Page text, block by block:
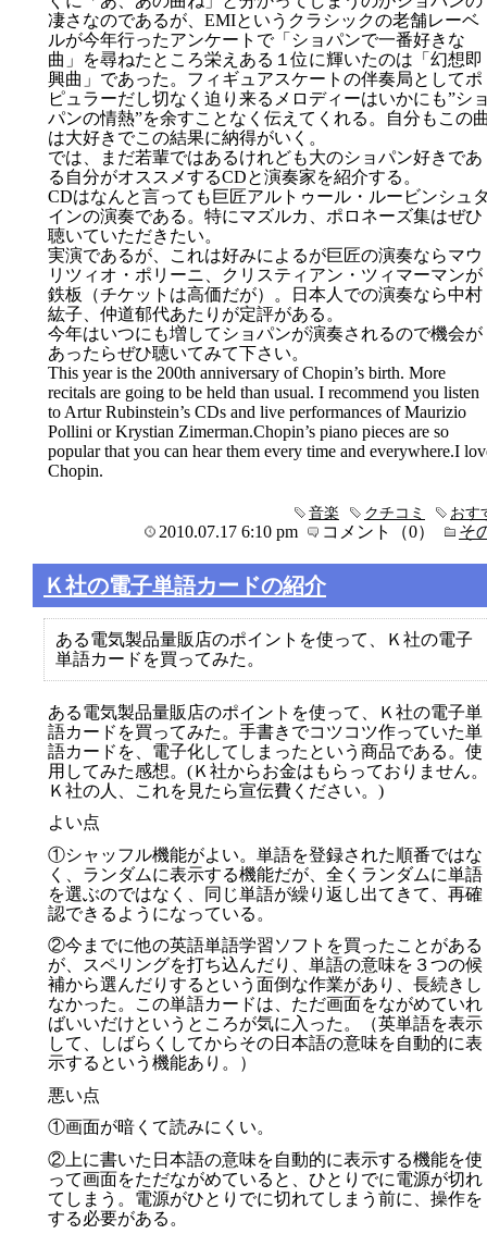
凄さなのであるが、EMIというクラシックの老舗レーベ
ルが今年行ったアンケートで「ショパンで一番好きな
曲」を尋ねたところ栄えある１位に輝いたのは「幻想即
興曲」であった。フィギュアスケートの伴奏局としてポ
ピュラーだし切なく迫り来るメロディーはいかにも”シ
パンの情熱”を余すことなく伝えてくれる。自分もこの
は大好きでこの結果に納得がいく。
では、まだ若輩ではあるけれども大のショパン好きであ
る自分がオススメするCDと演奏家を紹介する。
CDはなんと言っても巨匠アルトゥール・ルービンシュ
インの演奏である。特にマズルカ、ポロネーズ集はぜひ
聴いていただきたい。
実演であるが、これは好みによるが巨匠の演奏ならマウ
リツィオ・ポリーニ、クリスティアン・ツィマーマンが
鉄板（チケットは高価だが）。日本人での演奏なら中村
紘子、仲道郁代あたりが定評がある。
今年はいつにも増してショパンが演奏されるので機会が
あったらぜひ聴いてみて下さい。
This year is the 200th anniversary of Chopin’s birth. More
recitals are going to be held than usual. I recommend you listen
to Artur Rubinstein’s CDs and live performances of Maurizio
Pollini or Krystian Zimerman.Chopin’s piano pieces are so
popular that you can hear them every time and everywhere.I
Chopin.
おす
クチコミ
音楽
2010.07.17 6:10 pm コメント（0） そ
Ｋ社の電子単語カードの紹介
ある電気製品量販店のポイントを使って、Ｋ社の電子
単語カードを買ってみた。
ある電気製品量販店のポイントを使って、Ｋ社の電子単
語カードを買ってみた。手書きでコツコツ作っていた単
語カードを、電子化してしまったという商品である。使
用してみた感想。(Ｋ社からお金はもらっておりません
Ｋ社の人、これを見たら宣伝費ください。)
よい点
①シャッフル機能がよい。単語を登録された順番ではな
く、ランダムに表示する機能だが、全くランダムに単語
を選ぶのではなく、同じ単語が繰り返し出てきて、再確
認できるようになっている。
②今までに他の英語単語学習ソフトを買ったことがある
が、スペリングを打ち込んだり、単語の意味を３つの候
補から選んだりするという面倒な作業があり、長続きし
なかった。この単語カードは、ただ画面をながめていれ
ばいいだけというところが気に入った。（英単語を表示
して、しばらくしてからその日本語の意味を自動的に表
示するという機能あり。）
悪い点
①画面が暗くて読みにくい。
②上に書いた日本語の意味を自動的に表示する機能を使
って画面をただながめていると、ひとりでに電源が切れ
てしまう。電源がひとりでに切れてしまう前に、操作を
する必要がある。